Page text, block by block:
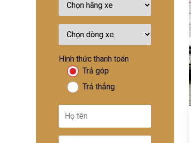
Hình thức thanh toán
Trả góp
Trả thẳng